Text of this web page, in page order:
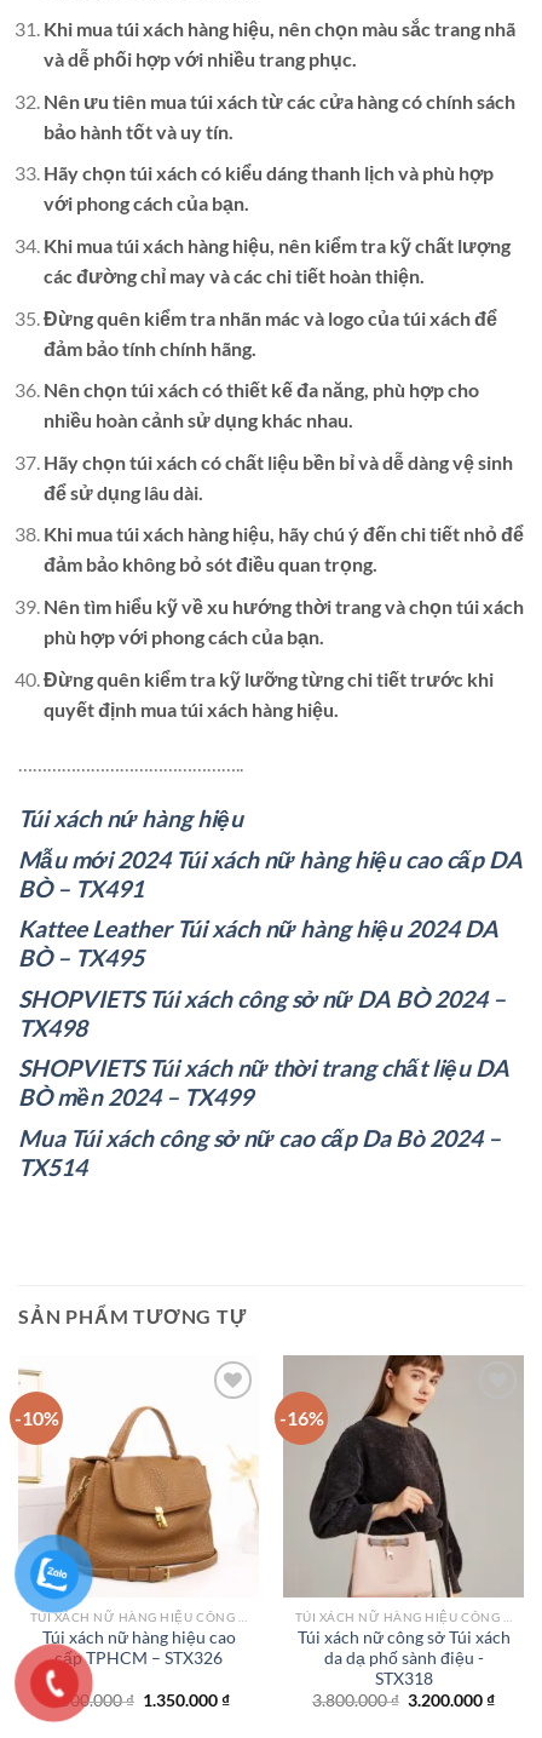
Khi mua túi xách hàng hiệu, nên chọn màu sắc trang nhã
và dễ phối hợp với nhiều trang phục.
Nên ưu tiên mua túi xách từ các cửa hàng có chính sách
bảo hành tốt và uy tín.
Hãy chọn túi xách có kiểu dáng thanh lịch và phù hợp
với phong cách của bạn.
Khi mua túi xách hàng hiệu, nên kiểm tra kỹ chất lượng
các đường chỉ may và các chi tiết hoàn thiện.
Đừng quên kiểm tra nhãn mác và logo của túi xách để
đảm bảo tính chính hãng.
Nên chọn túi xách có thiết kế đa năng, phù hợp cho
nhiều hoàn cảnh sử dụng khác nhau.
Hãy chọn túi xách có chất liệu bền bỉ và dễ dàng vệ sinh
để sử dụng lâu dài.
Khi mua túi xách hàng hiệu, hãy chú ý đến chi tiết nhỏ để
đảm bảo không bỏ sót điều quan trọng.
Nên tìm hiểu kỹ về xu hướng thời trang và chọn túi xách
phù hợp với phong cách của bạn.
Đừng quên kiểm tra kỹ lưỡng từng chi tiết trước khi
quyết định mua túi xách hàng hiệu.
………………………………………..
Túi xách nứ hàng hiệu
Mẫu mới 2024 Túi xách nữ hàng hiệu cao cấp DA
BÒ – TX491
Kattee Leather Túi xách nữ hàng hiệu 2024 DA
BÒ – TX495
SHOPVIETS Túi xách công sở nữ DA BÒ 2024 –
TX498
SHOPVIETS Túi xách nữ thời trang chất liệu DA
BÒ mền 2024 – TX499
Mua Túi xách công sở nữ cao cấp Da Bò 2024 –
TX514
SẢN PHẨM TƯƠNG TỰ
-10%
Add to
wishlist
Túi xách nữ hàng hiệu cao
cấp TPHCM – STX326
1.500.000₫ Giá
1.350.000₫Giá
-16%
Túi xách nữ công sở Túi xách
da dạ phố sành điệu -
STX318
3.800.000₫ Giá
3.200.000₫Giá